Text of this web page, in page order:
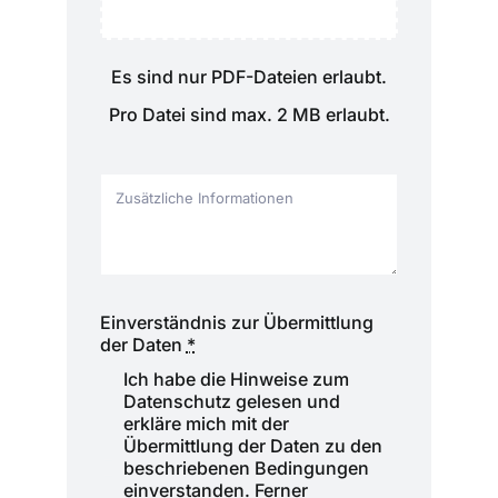
Es sind nur PDF-Dateien erlaubt.
Pro Datei sind max. 2 MB erlaubt.
Einverständnis zur Übermittlung
der Daten *
Ich habe die Hinweise zum
Datenschutz gelesen und
erkläre mich mit der
Übermittlung der Daten zu den
beschriebenen Bedingungen
einverstanden. Ferner